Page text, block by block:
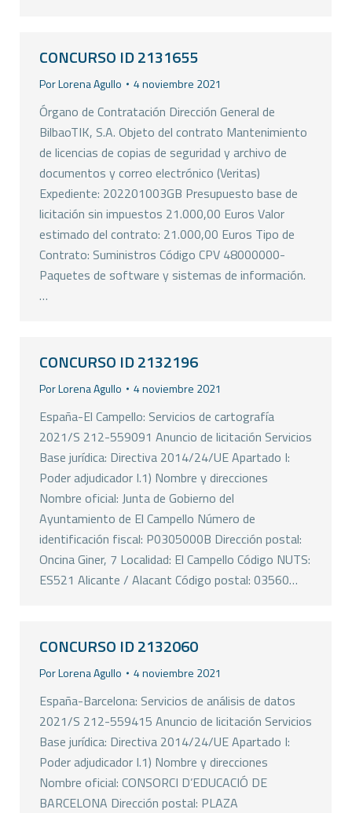
CONCURSO ID 2131655
PorLorena Agullo 4 noviembre 2021
Órgano de Contratación Dirección General de
BilbaoTIK, S.A. Objeto del contrato Mantenimiento
de licencias de copias de seguridad y archivo de
documentos y correo electrónico (Veritas)
Expediente: 202201003GB Presupuesto base de
licitación sin impuestos 21.000,00 Euros Valor
estimado del contrato: 21.000,00 Euros Tipo de
Contrato: Suministros Código CPV 48000000-
Paquetes de software y sistemas de información.
…
CONCURSO ID 2132196
PorLorena Agullo 4 noviembre 2021
España-El Campello: Servicios de cartografía
2021/S 212-559091 Anuncio de licitación Servicios
Base jurídica: Directiva 2014/24/UE Apartado I:
Poder adjudicador I.1) Nombre y direcciones
Nombre oficial: Junta de Gobierno del
Ayuntamiento de El Campello Número de
identificación fiscal: P0305000B Dirección postal:
Oncina Giner, 7 Localidad: El Campello Código NUTS:
ES521 Alicante / Alacant Código postal: 03560…
CONCURSO ID 2132060
PorLorena Agullo 4 noviembre 2021
España-Barcelona: Servicios de análisis de datos
2021/S 212-559415 Anuncio de licitación Servicios
Base jurídica: Directiva 2014/24/UE Apartado I:
Poder adjudicador I.1) Nombre y direcciones
Nombre oficial: CONSORCI D’EDUCACIÓ DE
BARCELONA Dirección postal: PLAZA